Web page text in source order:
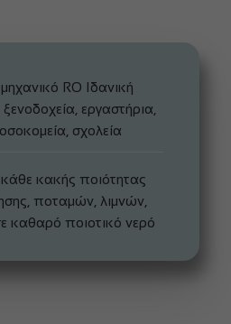
RO Ιδανική
ξενοδοχεία, εργαστήρια,
σχολεία
κακής ποιότητας
ποταμών, λιμνών,
καθαρό ποιοτικό νερό